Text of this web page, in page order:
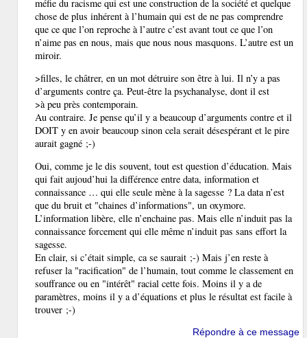
méfie du racisme qui est une construction de la société et quelque
chose de plus inhérent à l’humain qui est de ne pas comprendre
que ce que l’on reproche à l’autre c’est avant tout ce que l’on
n’aime pas en nous, mais que nous nous masquons. L’autre est un
miroir.
>filles, le châtrer, en un mot détruire son être à lui. Il n’y a pas
d’arguments contre ça. Peut-être la psychanalyse, dont il est
>à peu près contemporain.
Au contraire. Je pense qu’il y a beaucoup d’arguments contre et il
DOIT y en avoir beaucoup sinon cela serait désespérant et le pire
aurait gagné ;-)
Oui, comme je le dis souvent, tout est question d’éducation. Mais
qui fait aujoud’hui la différence entre data, information et
connaissance … qui elle seule mène à la sagesse ? La data n’est
que du bruit et "chaines d’informations", un oxymore.
L’information libère, elle n’enchaine pas. Mais elle n’induit pas la
connaissance forcement qui elle même n’induit pas sans effort la
sagesse.
En clair, si c’était simple, ca se saurait ;-) Mais j’en reste à
refuser la "racification" de l’humain, tout comme le classement en
souffrance ou en "intérêt" racial cette fois. Moins il y a de
paramètres, moins il y a d’équations et plus le résultat est facile à
trouver ;-)
Répondre à ce message